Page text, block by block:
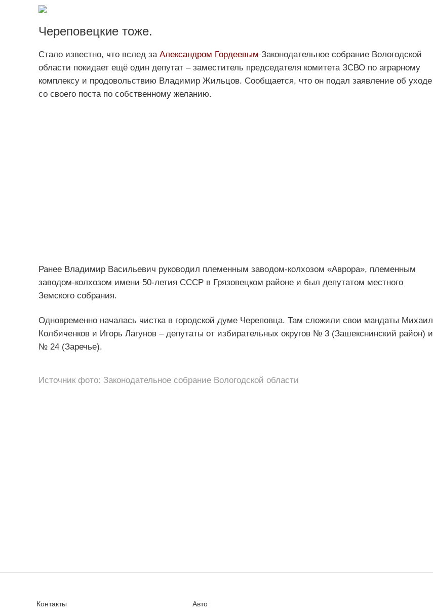
Череповецкие тоже.
Стало известно, что вслед за Александром Гордеевым Законодательное собрание Вологодской
области покидает ещё один депутат – заместитель председателя комитета ЗСВО по аграрному
комплексу и продовольствию Владимир Жильцов. Сообщается, что он подал заявление об уходе
со своего поста по собственному желанию.
Ранее Владимир Васильевич руководил племенным заводом-колхозом «Аврора», племенным
заводом-колхозом имени 50-летия СССР в Грязовецком районе и был депутатом местного
Земского собрания.
Одновременно началась чистка в городской думе Череповца. Там сложили свои мандаты Михаил
Колбиченков и Игорь Лагунов – депутаты от избирательных округов № 3 (Зашекснинский район) и
№ 24 (Заречье).
Источник фото: Законодательное собрание Вологодской области
Контакты Авто